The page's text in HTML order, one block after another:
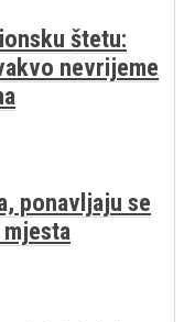
štetu:
nevrijeme
ponavljaju se